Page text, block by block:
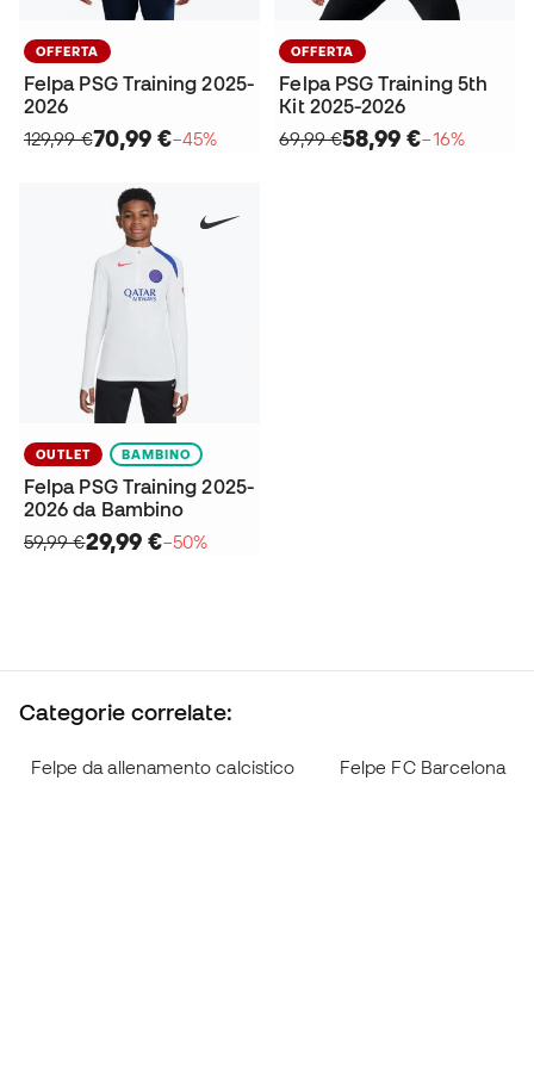
OFFERTA
Felpa PSG Training 2025-
2026
129,99 €70,99 €−45%
OFFERTA
Felpa PSG Training 5th
Kit 2025-2026
69,99 €58,99 €−16%
OUTLET BAMBINO
Felpa PSG Training 2025-
2026 da Bambino
59,99 €29,99 €−50%
Categorie correlate:
Felpe da allenamento calcistico Felpe FC Barcelona